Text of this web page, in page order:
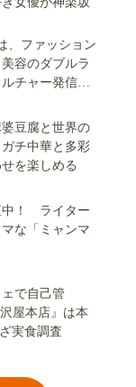
、ファッション
容のダブルラ
チャー発信基
豆腐と世界の
チ中華と多彩
を楽しめる
中！ ライター
な「ミャンマ
で自己管
屋本店』は本
実食調査